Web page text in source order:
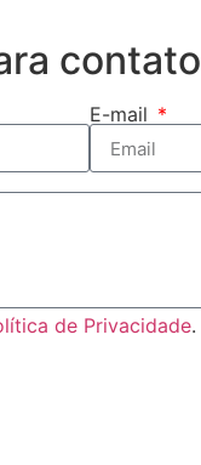
contato
E-mail
de Privacidade.